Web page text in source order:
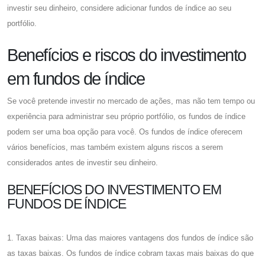
investir seu dinheiro, considere adicionar fundos de índice ao seu
portfólio.
Benefícios e riscos do investimento
em fundos de índice
Se você pretende investir no mercado de ações, mas não tem tempo ou
experiência para administrar seu próprio portfólio, os fundos de índice
podem ser uma boa opção para você. Os fundos de índice oferecem
vários benefícios, mas também existem alguns riscos a serem
considerados antes de investir seu dinheiro.
BENEFÍCIOS DO INVESTIMENTO EM
FUNDOS DE ÍNDICE
1. Taxas baixas: Uma das maiores vantagens dos fundos de índice são
as taxas baixas. Os fundos de índice cobram taxas mais baixas do que